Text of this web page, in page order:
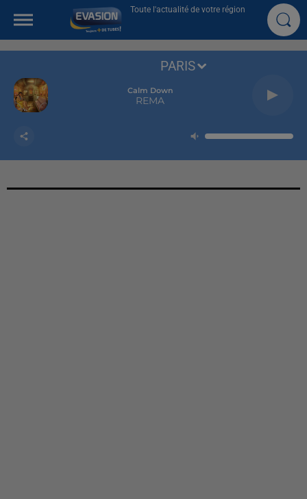
Toute l'actualité de votre région
Calm Down
REMA
PARIS